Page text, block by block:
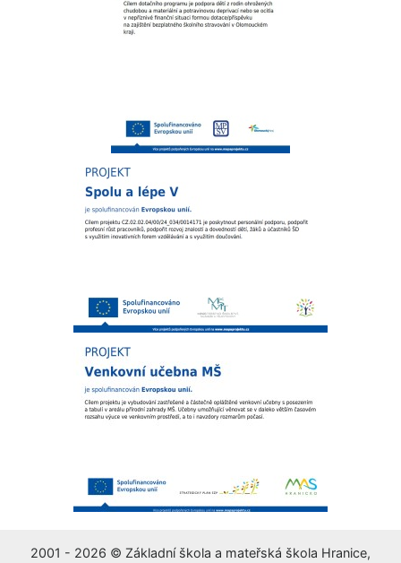
2001 - 2026 © Základní škola a mateřská škola Hranice,